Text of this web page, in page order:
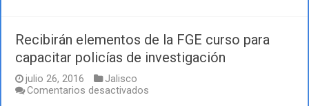
Recibirán elementos de la FGE curso para
capacitar policías de investigación
julio 26, 2016
Jalisco
Comentarios desactivados